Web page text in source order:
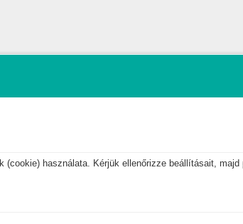
használata. Kérjük ellenőrizze beállításait, majd